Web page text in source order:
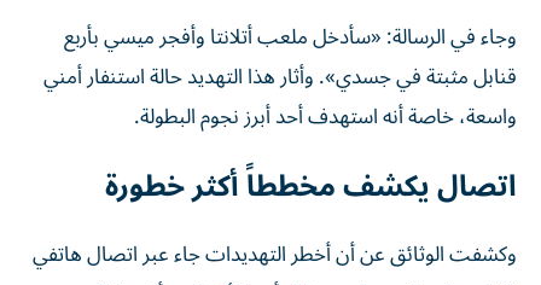
وجاء في الرسالة: «سأدخل ملعب أتلانتا وأفجر ميسي بأربع
قنابل مثبتة في جسدي». وأثار هذا التهديد حالة استنفار أمني
واسعة، خاصة أنه استهدف أحد أبرز نجوم البطولة.
اتصال يكشف مخططاً أكثر خطورة
وكشفت الوثائق عن أن أخطر التهديدات جاء عبر اتصال هاتفي